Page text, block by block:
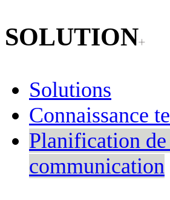
SOLUTION
Solutions
Connaissance
Planification de
communication